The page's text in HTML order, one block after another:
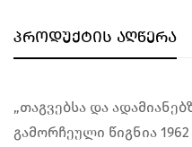
პროდუქტის აღწერა
„თაგვებსა და
გამორჩეული წიგნია